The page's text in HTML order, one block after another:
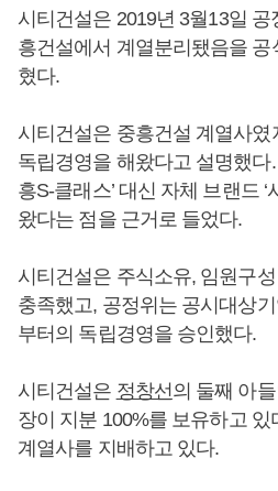
시티건설은 2019년 3월13일
흥건설에서 계열분리됐음을
혔다.
시티건설은 중흥건설 계열사
독립경영을 해왔다고 설명했다
흥S-클래스’ 대신 자체 브랜드
왔다는 점을 근거로 들었다.
시티건설은 주식소유, 임원구
충족했고, 공정위는 공시대상
부터의 독립경영을 승인했다.
시티건설은 정창선의 둘째 아
장이 지분 100%를 보유하고 있
계열사를 지배하고 있다.